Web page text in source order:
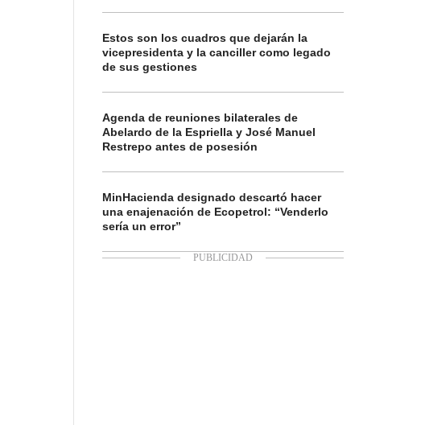
Estos son los cuadros que dejarán la
vicepresidenta y la canciller como legado
de sus gestiones
Agenda de reuniones bilaterales de
Abelardo de la Espriella y José Manuel
Restrepo antes de posesión
MinHacienda designado descartó hacer
una enajenación de Ecopetrol: “Venderlo
sería un error”